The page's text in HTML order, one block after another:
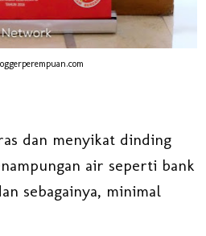
dan menyikat dinding
air seperti bank
sebagainya, minimal